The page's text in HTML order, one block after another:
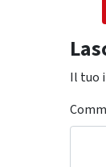
Il tuo